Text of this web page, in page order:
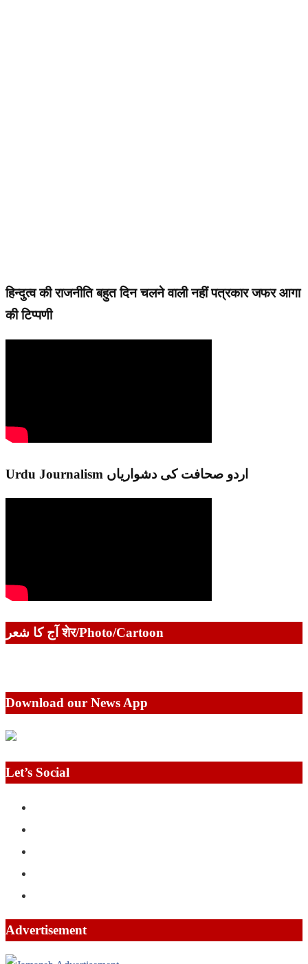
हिन्दुत्व की राजनीति बहुत दिन चलने वाली नहीं पत्रकार जफर आगा
की टिप्पणी
Urdu Journalism اردو صحافت کی دشواریاں
آج کا شعر शेर/Photo/Cartoon
Download our News App
Let’s Social
Advertisement